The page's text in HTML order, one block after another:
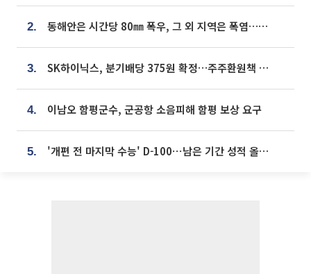
2. 동해안은 시간당 80㎜ 폭우, 그 외 지역은 폭염…‘극과 극 날씨’
3. SK하이닉스, 분기배당 375원 확정…주주환원책 9월로 앞당겨 발표
4. 이남오 함평군수, 군공항 소음피해 함평 보상 요구
5. '개편 전 마지막 수능' D-100⋯남은 기간 성적 올릴 전략은